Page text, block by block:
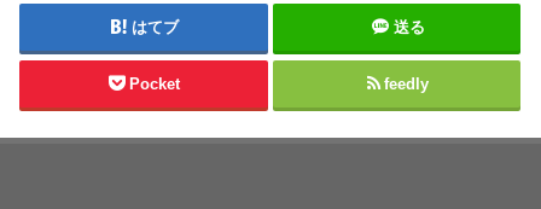
はてブ 送る
Pocket feedly